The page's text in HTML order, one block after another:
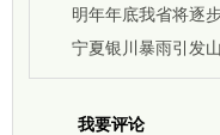
线》介绍我省相关
明年年底我省将逐
宁夏银川暴雨引发
我要评论